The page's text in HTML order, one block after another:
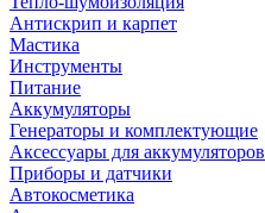
Антискрип и карпет
Мастика
Инструменты
Питание
Аккумуляторы
Генераторы и комплектующие
Аксессуары для аккумуляторов
Приборы и датчики
Автокосметика